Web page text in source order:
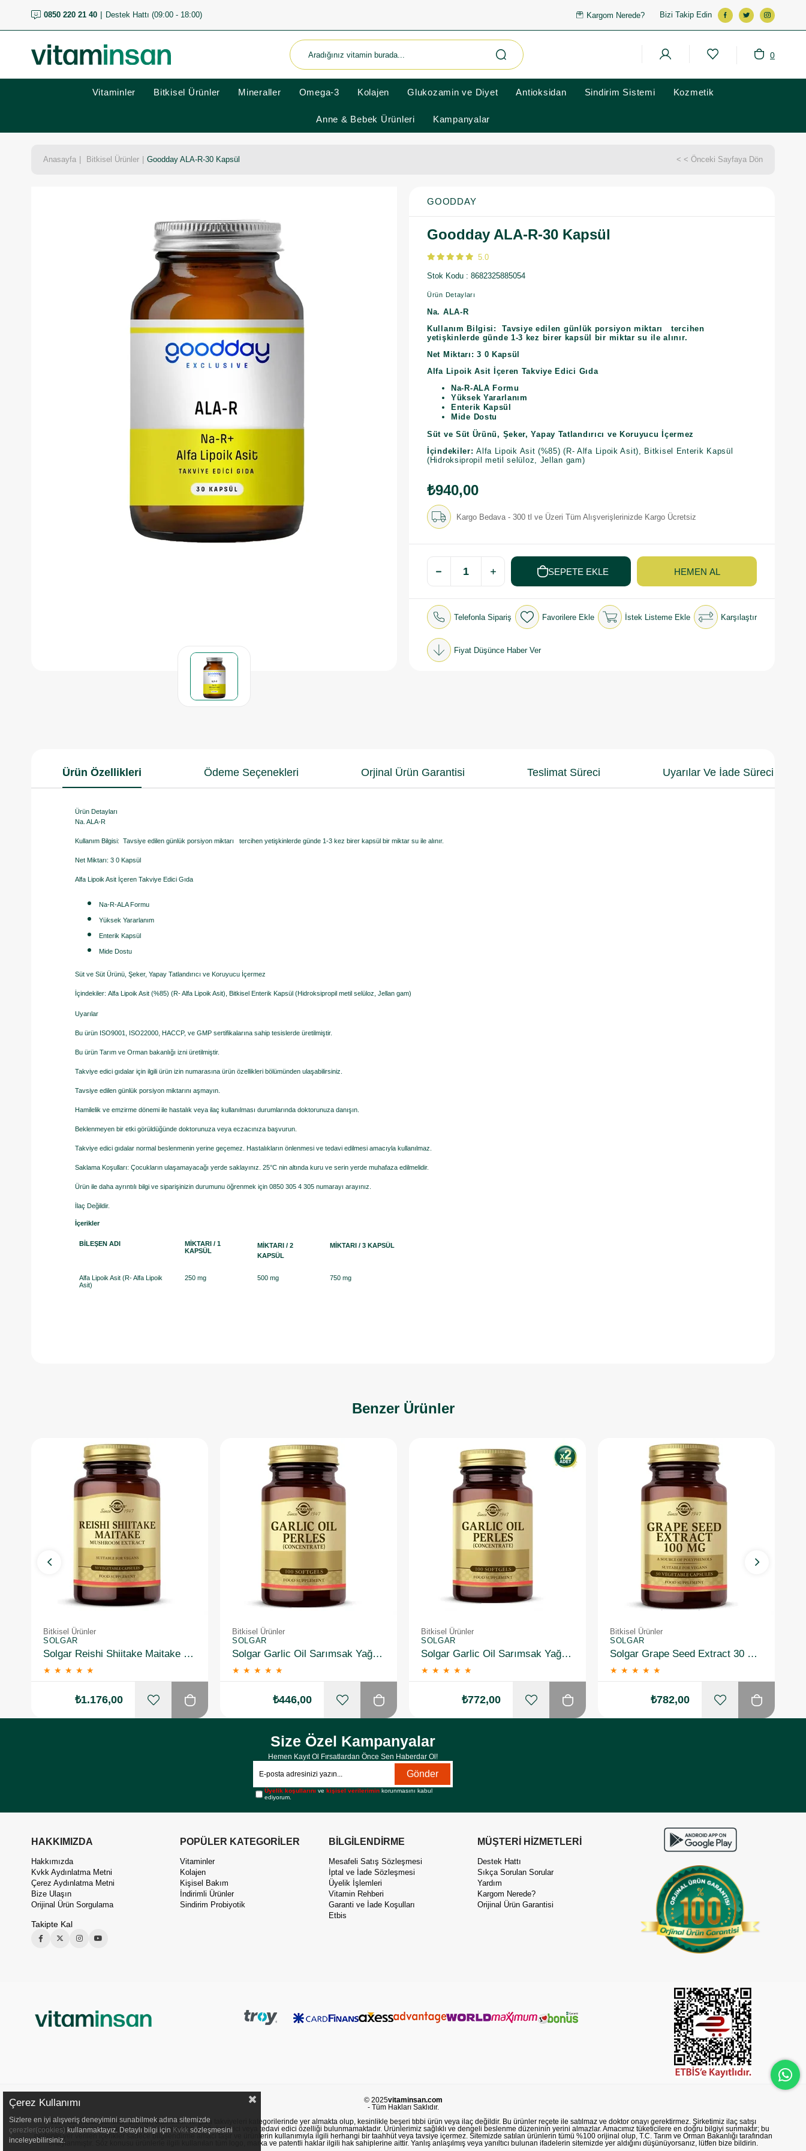
0850 220 21 40 Destek Hattı (09:00 - 18:00) Kargom Nerede? Bizi Takip Edin
0
Vitaminler Bitkisel Ürünler Mineraller Omega-3 Kolajen Glukozamin ve Diyet Antioksidan Sindirim Sistemi Kozmetik
Anne & Bebek Ürünleri Kampanyalar
Anasayfa Bitkisel Ürünler Goodday ALA-R-30 Kapsül < < Önceki Sayfaya Dön
GOODDAY
Goodday ALA-R-30 Kapsül
5.0
Stok Kodu 8682325885054
Ürün Detayları
Na. ALA-R
Kullanım Bilgisi:Tavsiye edilen günlük porsiyon miktarı
tercihen
yetişkinlerde günde 1-3 kez birer kapsül bir miktar su ile alınır.
Net Miktarı:3 0 Kapsül
Alfa Lipoik Asit İçeren Takviye Edici Gıda
Na-R-ALA Formu
Yüksek Yararlanım
Enterik Kapsül
Mide Dostu
Süt ve Süt Ürünü, Şeker, Yapay Tatlandırıcı ve Koruyucu İçermez
İçindekiler: Alfa Lipoik Asit (%85) (R- Alfa Lipoik Asit), Bitkisel Enterik Kapsül
(Hidroksipropil metil selüloz, Jellan gam)
₺940,00
Kargo Bedava - 300 tl ve Üzeri Tüm Alışverişlerinizde Kargo Ücretsiz
Telefonla Sipariş Favorilere Ekle İstek Listeme Ekle Karşılaştır
Fiyat Düşünce Haber Ver
Ürün Özellikleri Ödeme Seçenekleri Orjinal Ürün Garantisi Teslimat Süreci Uyarılar Ve İade Süreci
Ürün Detayları
Na. ALA-R
Kullanım Bilgisi: Tavsiye edilen günlük porsiyon miktarı tercihen yetişkinlerde günde 1-3 kez birer kapsül bir miktar su ile alınır.
Net Miktarı: 3 0 Kapsül
Alfa Lipoik Asit İçeren Takviye Edici Gıda
Na-R-ALA Formu
Yüksek Yararlanım
Enterik Kapsül
Mide Dostu
Süt ve Süt Ürünü, Şeker, Yapay Tatlandırıcı ve Koruyucu İçermez
İçindekiler: Alfa Lipoik Asit (%85) (R- Alfa Lipoik Asit), Bitkisel Enterik Kapsül (Hidroksipropil metil selüloz, Jellan gam)
Uyarılar
Bu ürün ISO9001, ISO22000, HACCP, ve GMP sertifikalarına sahip tesislerde üretilmiştir.
Bu ürün Tarım ve Orman bakanlığı izni üretilmiştir.
Takviye edici gıdalar için ilgili ürün izin numarasına ürün özellikleri bölümünden ulaşabilirsiniz.
Tavsiye edilen günlük porsiyon miktarını aşmayın.
Hamilelik ve emzirme dönemi ile hastalık veya ilaç kullanılması durumlarında doktorunuza danışın.
Beklenmeyen bir etki görüldüğünde doktorunuza veya eczacınıza başvurun.
Takviye edici gıdalar normal beslenmenin yerine geçemez. Hastalıkların önlenmesi ve tedavi edilmesi amacıyla kullanılmaz.
Saklama Koşulları: Çocukların ulaşamayacağı yerde saklayınız. 25°C nin altında kuru ve serin yerde muhafaza edilmelidir.
Ürün ile daha ayrıntılı bilgi ve siparişinizin durumunu öğrenmek için 0850 305 4 305 numarayı arayınız.
İlaç Değildir.
İçerikler
BİLEŞEN ADI
MİKTARI / 1
KAPSÜL
MİKTARI / 2
KAPSÜL
MİKTARI / 3 KAPSÜL
Alfa Lipoik Asit (R- Alfa Lipoik
Asit)
250 mg 500 mg 750 mg
Benzer Ürünler
Bitkisel Ürünler
SOLGAR
Solgar Reishi Shiitake Maitake Mushroom Extract 50 Kapsül
★ ★ ★ ★ ★
₺1.176,00
Bitkisel Ürünler
SOLGAR
Solgar Garlic Oil Sarımsak Yağı 100 Kapsül
★ ★ ★ ★ ★
₺446,00
Bitkisel Ürünler
SOLGAR
Solgar Garlic Oil Sarımsak Yağı 100 Kapsül 2 Adet
★ ★ ★ ★ ★
₺772,00
Bitkisel Ürünler
SOLGAR
Solgar Grape Seed Extract 30 Kapsül
★ ★ ★ ★ ★
₺782,00
Size Özel Kampanyalar
Hemen Kayıt Ol Fırsatlardan Önce Sen Haberdar Ol!
Gönder
Üyelik koşullarını vekişisel verilerimin korunmasını kabul
ediyorum.
HAKKIMIZDA
Hakkımızda
Kvkk Aydınlatma Metni
Çerez Aydınlatma Metni
Bize Ulaşın
Orijinal Ürün Sorgulama
Takipte Kal
POPÜLER KATEGORİLER
Vitaminler
Kolajen
Kişisel Bakım
İndirimli Ürünler
Sindirim Probiyotik
BİLGİLENDİRME
Mesafeli Satış Sözleşmesi
İptal ve İade Sözleşmesi
Üyelik İşlemleri
Vitamin Rehberi
Garanti ve İade Koşulları
Etbis
MÜŞTERİ HİZMETLERİ
Destek Hattı
Sıkça Sorulan Sorular
Yardım
Kargom Nerede?
Orijinal Ürün Garantisi
© 2025vitaminsan.com
- Tüm Hakları Saklıdır.
Web sitemizde sunulan ürünler, vitaminler ve gıda takviyeleri kategorilerinde yer almakta olup, kesinlikle beşeri tıbbi ürün veya ilaç değildir. Bu ürünler reçete ile satılmaz ve doktor onayı gerektirmez. Şirketimiz ilaç satışı
yapmamakta ve satılan ürünlerin herhangi bir hastalığı önleyici veya tedavi edici özelliği bulunmamaktadır. Ürünlerimiz sağlıklı ve dengeli beslenme düzeninin yerini almazlar. Amacımız tüketicilere en doğru bilgiyi sunmaktır; bu
nedenle yer verilen içerikler sadece bilgilendirme amacı taşır ve ürünlerin kullanımıyla ilgili herhangi bir taahhüt veya tavsiye içermez. Sitemizde satılan ürünlerin tümü %100 orijinal olup, T.C. Tarım ve Orman Bakanlığı tarafından
onaylanmıştır. Söz konusu ürünlerle ilgili kullanılan tüm logo, marka ve patentli haklar ilgili hak sahiplerine aittir. Yanlış anlaşılmış veya yanıltıcı bulunan ifadelerin sitemizde yer aldığını düşünüyorsanız, lütfen bize bildirin.
Çerez Kullanımı
Sizlere en iyi alışveriş deneyimini sunabilmek adına sitemizde
çerezler(cookies) kullanmaktayız. Detaylı bilgi için Kvkk sözleşmesini
inceleyebilirsiniz.